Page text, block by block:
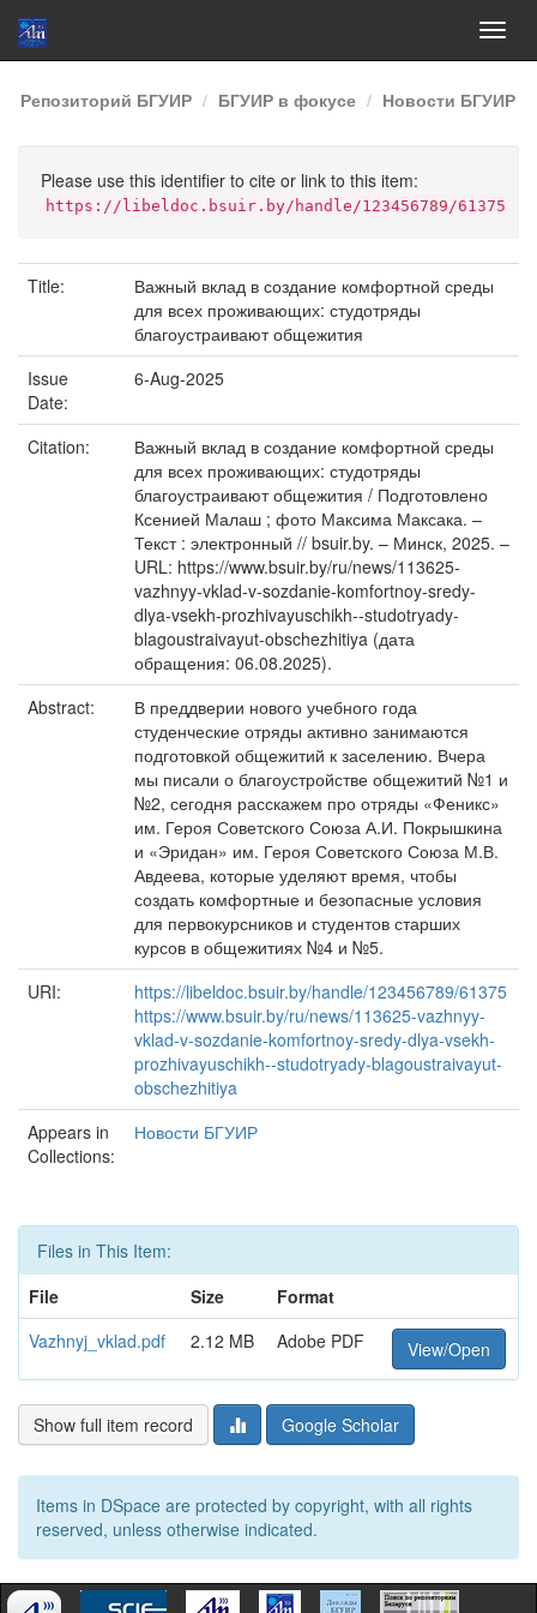
Skip
navigation
Репозиторий БГУИР БГУИР в фокусе Новости БГУИР
Please use this identifier to cite or link to this item:
https://libeldoc.bsuir.by/handle/123456789/61375
Title:
Важный вклад в создание комфортной среды
для всех проживающих: студотряды
благоустраивают общежития
Issue
Date:
6-Aug-2025
Citation:
Важный вклад в создание комфортной среды
для всех проживающих: студотряды
благоустраивают общежития / Подготовлено
Ксенией Малаш ; фото Максима Максака. –
Текст : электронный // bsuir.by. – Минск, 2025. –
URL: https://www.bsuir.by/ru/news/113625-
vazhnyy-vklad-v-sozdanie-komfortnoy-sredy-
dlya-vsekh-prozhivayuschikh--studotryady-
blagoustraivayut-obschezhitiya (дата
обращения: 06.08.2025).
Abstract:
В преддверии нового учебного года
студенческие отряды активно занимаются
подготовкой общежитий к заселению. Вчера
мы писали о благоустройстве общежитий №1 и
№2, сегодня расскажем про отряды «‎Феникс»‎
им. Героя Советского Союза А.И. Покрышкина
и «Эридан»‎ им. Героя Советского Союза М.В.
Авдеева, которые уделяют время, чтобы
создать комфортные и безопасные условия
для первокурсников и студентов старших
курсов в общежитиях №4 и №5.
URI:
https://libeldoc.bsuir.by/handle/123456789/61375
https://www.bsuir.by/ru/news/113625-vazhnyy-
vklad-v-sozdanie-komfortnoy-sredy-dlya-vsekh-
prozhivayuschikh--studotryady-blagoustraivayut-
obschezhitiya
Appears in
Collections:
Новости БГУИР
Files in This Item:
File
Size
Format
Vazhnyj_vklad.pdf
2.12 MB Adobe PDF View/Open
Show full item record Google Scholar
Items in DSpace are protected by copyright, with all rights
reserved, unless otherwise indicated.